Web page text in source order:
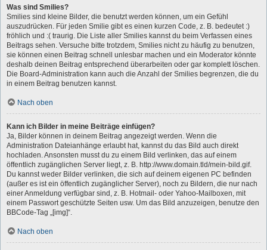
Was sind Smilies?
Smilies sind kleine Bilder, die benutzt werden können, um ein Gefühl
auszudrücken. Für jeden Smilie gibt es einen kurzen Code, z. B. bedeutet :)
fröhlich und :( traurig. Die Liste aller Smilies kannst du beim Verfassen eines
Beitrags sehen. Versuche bitte trotzdem, Smilies nicht zu häufig zu benutzen,
sie können einen Beitrag schnell unlesbar machen und ein Moderator könnte
deshalb deinen Beitrag entsprechend überarbeiten oder gar komplett löschen.
Die Board-Administration kann auch die Anzahl der Smilies begrenzen, die du
in einem Beitrag benutzen kannst.
Nach oben
Kann ich Bilder in meine Beiträge einfügen?
Ja, Bilder können in deinem Beitrag angezeigt werden. Wenn die
Administration Dateianhänge erlaubt hat, kannst du das Bild auch direkt
hochladen. Ansonsten musst du zu einem Bild verlinken, das auf einem
öffentlich zugänglichen Server liegt, z. B. http://www.domain.tld/mein-bild.gif.
Du kannst weder Bilder verlinken, die sich auf deinem eigenen PC befinden
(außer es ist ein öffentlich zugänglicher Server), noch zu Bildern, die nur nach
einer Anmeldung verfügbar sind, z. B. Hotmail- oder Yahoo-Mailboxen, mit
einem Passwort geschützte Seiten usw. Um das Bild anzuzeigen, benutze den
BBCode-Tag „[img]“.
Nach oben